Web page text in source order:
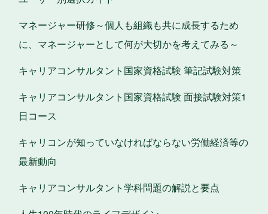
マネージャー研修～個人も組織も共に成長するため
に、マネージャーとして何が大切かを考えてみる～
キャリアコンサルタント国家資格試験 筆記試験対策
キャリアコンサルタント国家資格試験 面接試験対策1
日コース
キャリコンが知っていなければならない労働経済等の
最新動向
キャリアコンサルタント学科問題の解説と要点